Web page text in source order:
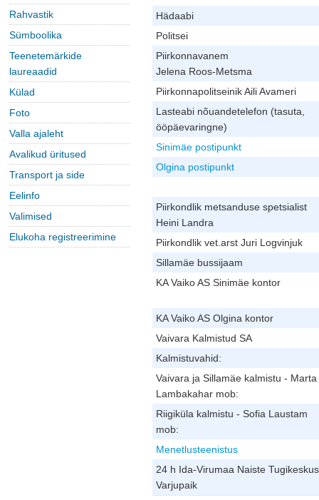
Rahvastik
Sümboolika
Teenetemärkide
laureaadid
Külad
Foto
Valla ajaleht
Avalikud üritused
Transport ja side
Eelinfo
Valimised
Elukoha registreerimine
Hädaabi
Politsei
Piirkonnavanem
Jelena Roos‐Metsma
Piirkonnapolitseinik Aili Avameri
Lasteabi nõuandetelefon (tasuta,
ööpäevaringne)
Sinimäe postipunkt
Olgina postipunkt
Piirkondlik metsanduse spetsialist
Heini Landra
Piirkondlik vet.arst Juri Logvinjuk
Sillamäe bussijaam
KA Vaiko AS Sinimäe kontor
KA Vaiko AS Olgina kontor
Vaivara Kalmistud SA
Kalmistuvahid:
Vaivara ja Sillamäe kalmistu - Marta
Lambakahar mob:
Riigiküla kalmistu - Sofia Laustam
mob:
Menetlusteenistus
24 h Ida-Virumaa Naiste
Varjupaik